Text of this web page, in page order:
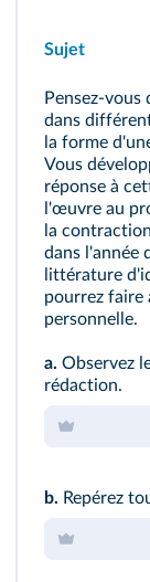
Sujet
dans
la forme
Vous
réponse à
l'œuvre au
la
dans l'année
littérature
pourrez faire
personnelle.
a. Observez
rédaction.
b. Repérez